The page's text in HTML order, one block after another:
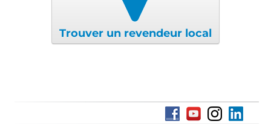
Trouver un revendeur local